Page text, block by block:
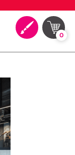
0